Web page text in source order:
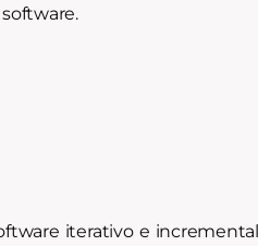
iterativo e